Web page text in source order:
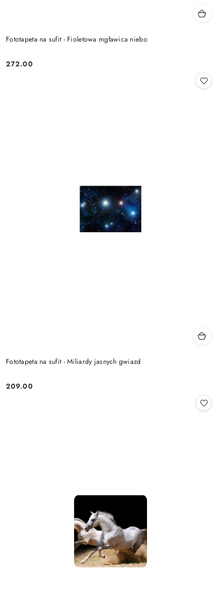
Fototapeta na sufit - Fioletowa mgławica niebo
Cena:
272.00
Fototapeta na sufit - Miliardy jasnych gwiazd
Cena:
209.00